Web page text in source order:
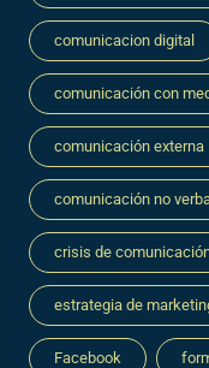
comunicacion digital
comunicación con
comunicación externa
comunicación no
crisis de
estrategia de
Facebook